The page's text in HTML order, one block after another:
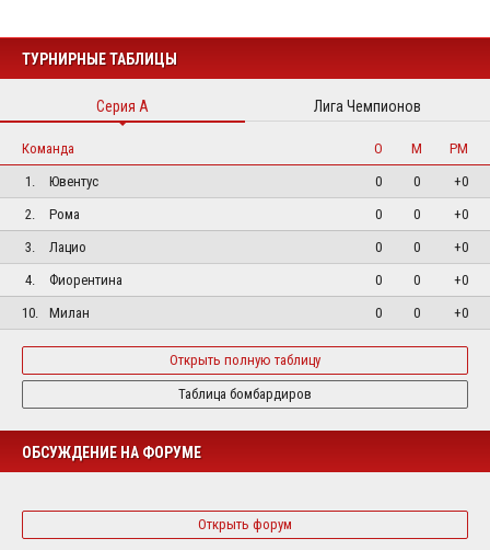
ТУРНИРНЫЕ ТАБЛИЦЫ
Серия А Лига Чемпионов
Команда О М
РМ
1.
Ювентус 0 0
+0
2.
Рома 0 0
+0
3.
Лацио 0 0
+0
4.
Фиорентина 0 0
+0
10.
Милан 0 0 +0
Открыть полную таблицу
Таблица бомбардиров
ОБСУЖДЕНИЕ НА ФОРУМЕ
Открыть форум